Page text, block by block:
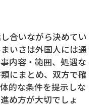
合いながら決めてい
いさは外国人には通
内容・範囲、処遇な
にまとめ、双方で確
的な条件を提示しな
め方が大切でしょ